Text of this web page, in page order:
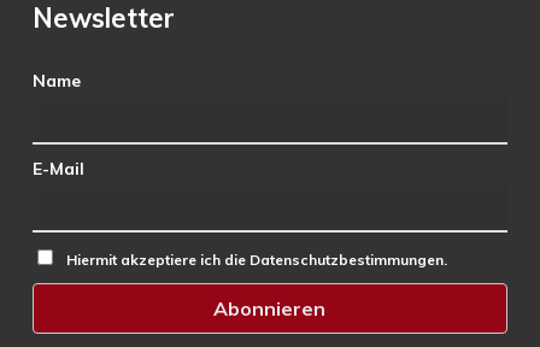
Newsletter
Name
E-Mail
Hiermit akzeptiere ich die Datenschutzbestimmungen.